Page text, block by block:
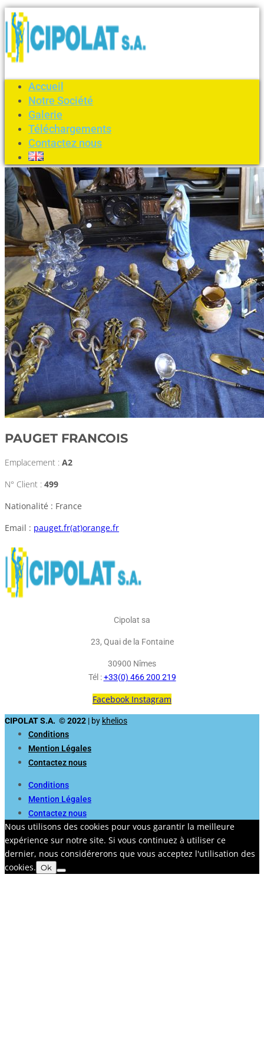
Accueil
Notre Société
Galerie
Téléchargements
Contactez nous
PAUGET FRANCOIS
Emplacement : A2
N° Client : 499
Nationalité : France
Email : pauget.fr(at)orange.fr
Cipolat sa
23, Quai de la Fontaine
30900 Nîmes
Tél :+33(0) 466 200 219
Facebook Instagram
CIPOLAT S.A. © 2022 | by khelios
Conditions
Mention Légales
Contactez nous
Conditions
Mention Légales
Contactez nous
Nous utilisons des cookies pour vous garantir la meilleure
expérience sur notre site. Si vous continuez à utiliser ce
dernier, nous considérerons que vous acceptez l'utilisation des
cookies. Ok